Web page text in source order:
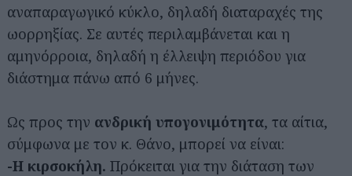
αναπαραγωγικό κύκλο, δηλαδή διαταραχές της
ωορρηξίας. Σε αυτές περιλαμβάνεται και η
αμηνόρροια, δηλαδή η έλλειψη περιόδου για
διάστημα πάνω από 6 μήνες.
Ως προς την ανδρική υπογονιμότητα, τα αίτια,
σύμφωνα με τον κ. Θάνο, μπορεί να είναι:
-Η κιρσοκήλη. Πρόκειται για την διάταση των